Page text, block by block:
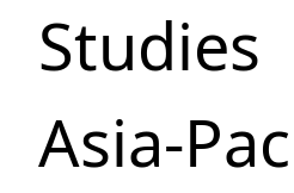
Studies
Asia-